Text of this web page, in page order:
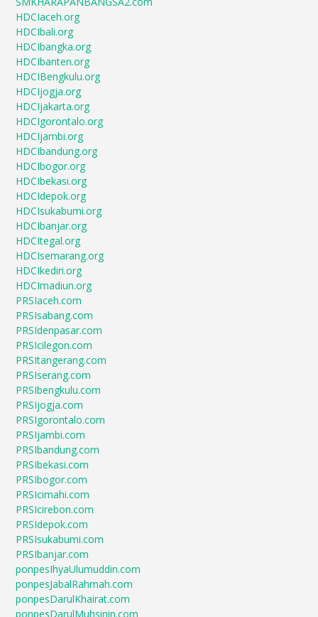
HDCIaceh.org
HDCIbali.org
HDCIbangka.org
HDCIbanten.org
HDCIBengkulu.org
HDCIjogja.org
HDCIjakarta.org
HDCIgorontalo.org
HDCIjambi.org
HDCIbandung.org
HDCIbogor.org
HDCIbekasi.org
HDCIdepok.org
HDCIsukabumi.org
HDCIbanjar.org
HDCItegal.org
HDCIsemarang.org
HDCIkediri.org
HDCImadiun.org
PRSIaceh.com
PRSIsabang.com
PRSIdenpasar.com
PRSIcilegon.com
PRSItangerang.com
PRSIserang.com
PRSIbengkulu.com
PRSIjogja.com
PRSIgorontalo.com
PRSIjambi.com
PRSIbandung.com
PRSIbekasi.com
PRSIbogor.com
PRSIcimahi.com
PRSIcirebon.com
PRSIdepok.com
PRSIsukabumi.com
PRSIbanjar.com
ponpesIhyaUlumuddin.com
ponpesJabalRahmah.com
ponpesDarulKhairat.com
ponpesDarulMuhsinin.com